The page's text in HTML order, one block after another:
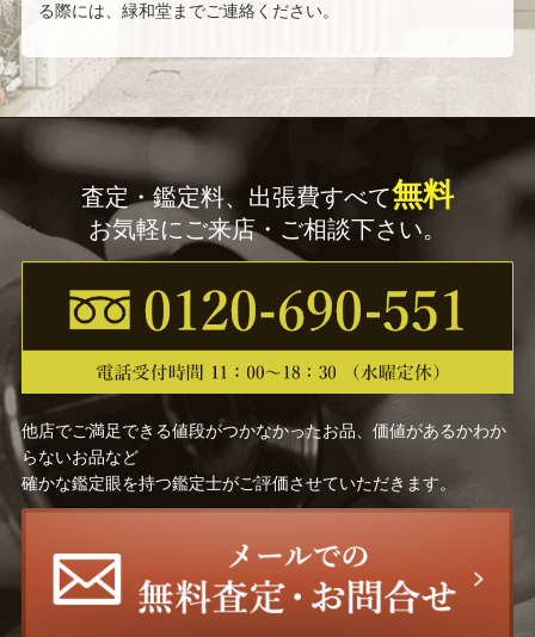
竹内 浩一 村田 蓮爾
藤真 拓哉
清水 規
金子 一馬 羽田 裕
山本 紅雲 mocha
渡辺 省亭 バックサイドワークス
狩野 芳崖 狩野 正信
狩野 永徳 今関 アキラコ
佐藤勝彦 森田茂
加倉井和夫 大津英敏
る際には、緑和堂までご連絡ください。
査定・鑑定料、出張費すべて無料
お気軽にご来店・ご相談下さい。
他店でご満足できる値段がつかなかったお品、価値があるかわか
らないお品など
確かな鑑定眼を持つ鑑定士がご評価させていただきます。